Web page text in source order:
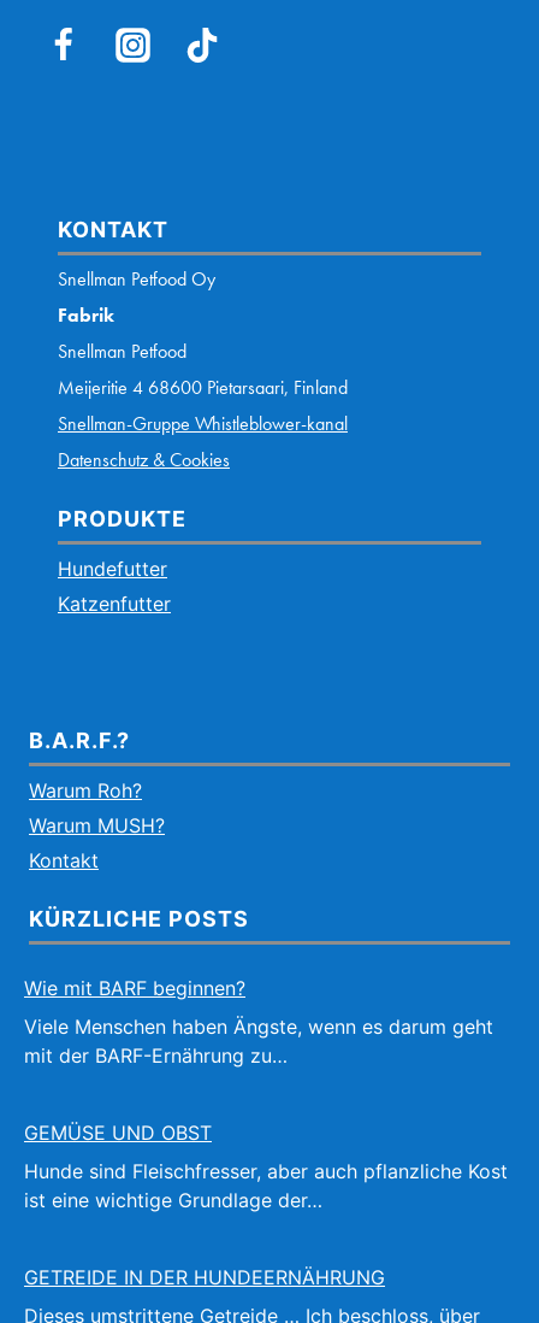
KONTAKT
Snellman Petfood Oy
Fabrik
Snellman Petfood
Meijeritie 4 68600 Pietarsaari, Finland
Snellman-Gruppe Whistleblower-kanal
Datenschutz & Cookies
PRODUKTE
Hundefutter
Katzenfutter
B.A.R.F.?
Warum Roh?
Warum MUSH?
Kontakt
KÜRZLICHE POSTS
Wie mit BARF beginnen?
Viele Menschen haben Ängste, wenn es darum geht
mit der BARF-Ernährung zu…
GEMÜSE UND OBST
Hunde sind Fleischfresser, aber auch pflanzliche Kost
ist eine wichtige Grundlage der…
GETREIDE IN DER HUNDEERNÄHRUNG
Dieses umstrittene Getreide … Ich beschloss, über